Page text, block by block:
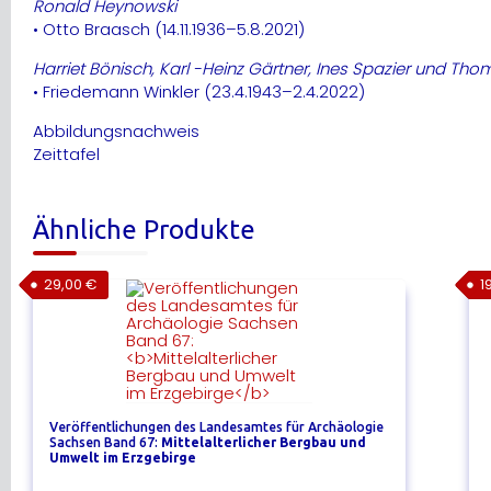
Ronald Heynowski
• Otto Braasch (14.11.1936–5.8.2021)
Harriet Bönisch, Karl -Heinz Gärtner, Ines Spazier und
• Friedemann Winkler (23.4.1943–2.4.2022)
Abbildungsnachweis
Zeittafel
Ähnliche Produkte
Veröffentlichungen des Landesamtes für Archäologie
Sachsen Band 67: Mittelalterlicher Bergbau und
Umwelt im Erzgebirge
29,00 €